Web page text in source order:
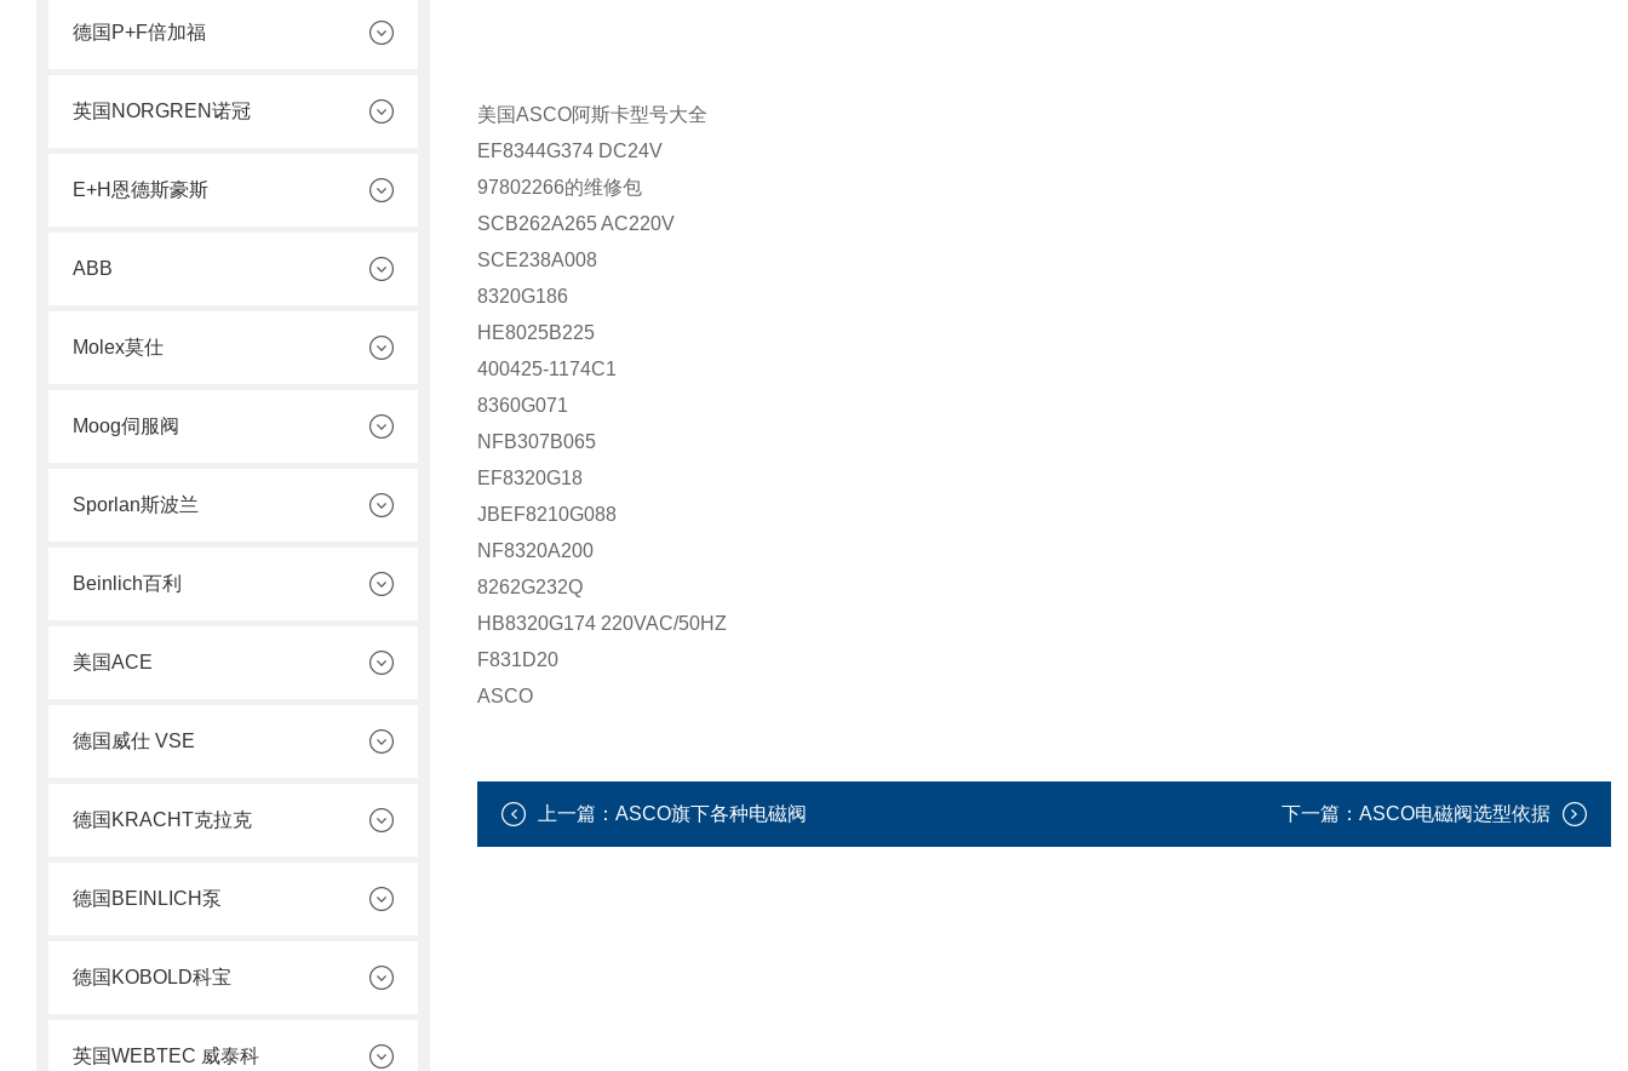
德国P+F倍加福
英国NORGREN诺冠
E+H恩德斯豪斯
ABB
Molex莫仕
Moog伺服阀
Sporlan斯波兰
Beinlich百利
美国ACE
德国威仕 VSE
德国KRACHT克拉克
德国BEINLICH泵
德国KOBOLD科宝
英国WEBTEC 威泰科
美国ASCO阿斯卡型号大全
EF8344G374 DC24V
97802266的维修包
SCB262A265 AC220V
SCE238A008
8320G186
HE8025B225
400425-1174C1
8360G071
NFB307B065
EF8320G18
JBEF8210G088
NF8320A200
8262G232Q
HB8320G174 220VAC/50HZ
F831D20
ASCO
上一篇： ASCO旗下各种电磁阀 下一篇： ASCO电磁阀选型依据